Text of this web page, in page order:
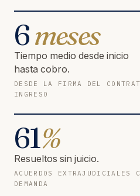
6meses
Tiempo medio desde inicio
hasta cobro.
DESDE LA FIRMA DEL
INGRESO
61%
Resueltos sin juicio.
ACUERDOS EXTRAJUDICIALES
DEMANDA